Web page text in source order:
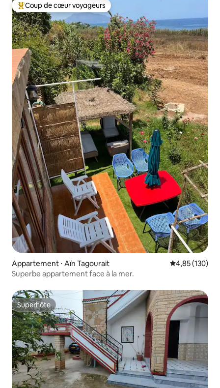
Coups de cœur voyageurs les plus appréciés
Coup de cœur voyageurs
Appartement ⋅ Aïn Tagourait Évaluation
4,85 (130)
Superbe appartement face à la mer.
Superhôte
Superhôte